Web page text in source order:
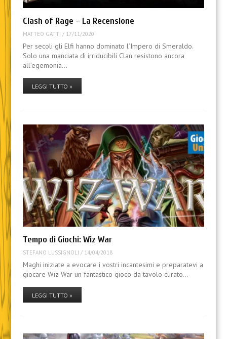
Clash of Rage – La Recensione
MATTEO GATTI / 17/11/2020
Per secoli gli Elfi hanno dominato l’Impero di Smeraldo.
Solo una manciata di irriducibili Clan resistono ancora
all’egemonia…
LEGGI TUTTO »
Tempo di Giochi: Wiz War
STEFANO LUSSIGNOLI / 14/04/2018
Maghi iniziate a evocare i vostri incantesimi e preparatevi a
giocare Wiz-War un fantastico gioco da tavolo curato…
LEGGI TUTTO »